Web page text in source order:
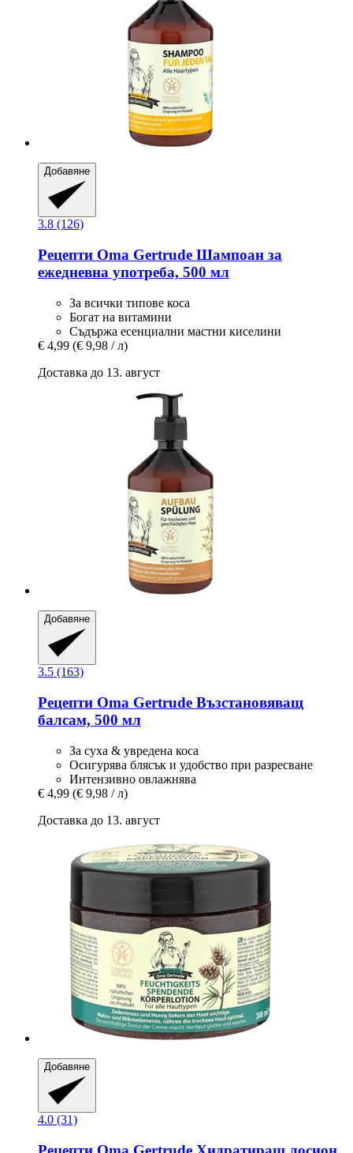
Добавяне
3.8 (126)
Рецепти Oma Gertrude Шампоан за
ежедневна употреба, 500 мл
За всички типове коса
Богат на витамини
Съдържа есенциални мастни киселини
€ 4,99 (€ 9,98 / л)
Доставка до 13. август
Добавяне
3.5 (163)
Рецепти Oma Gertrude Възстановяващ
балсам, 500 мл
За суха & увредена коса
Осигурява блясък и удобство при разресване
Интензивно овлажнява
€ 4,99 (€ 9,98 / л)
Доставка до 13. август
Добавяне
4.0 (31)